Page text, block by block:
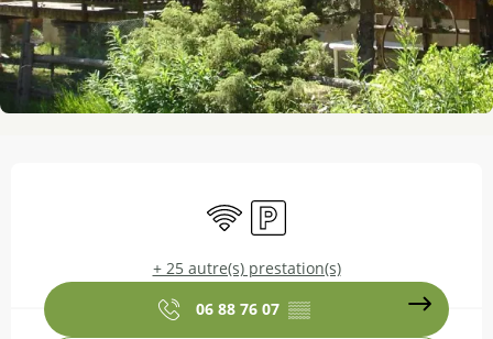
WiFi Parking
+ 25 autre(s) prestation(s)
06 88 76 07 ▒▒